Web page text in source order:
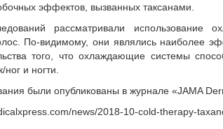
эффектов, вызванных таксанами.
рассматривали
По-видимому, они являлись наиболее
того, что охлаждающие системы
и ногти.
были опубликованы в журнале «JAMA
news/2018-10-cold-therapy-